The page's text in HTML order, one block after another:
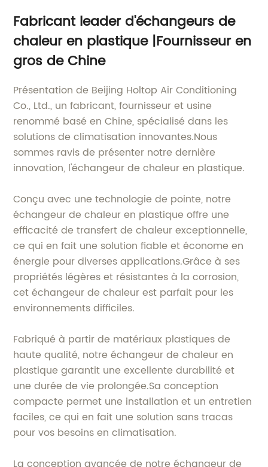
Fabricant leader d'échangeurs de
chaleur en plastique |Fournisseur en
gros de Chine
Présentation de Beijing Holtop Air Conditioning
Co., Ltd., un fabricant, fournisseur et usine
renommé basé en Chine, spécialisé dans les
solutions de climatisation innovantes.Nous
sommes ravis de présenter notre dernière
innovation, l'échangeur de chaleur en plastique.
Conçu avec une technologie de pointe, notre
échangeur de chaleur en plastique offre une
efficacité de transfert de chaleur exceptionnelle,
ce qui en fait une solution fiable et économe en
énergie pour diverses applications.Grâce à ses
propriétés légères et résistantes à la corrosion,
cet échangeur de chaleur est parfait pour les
environnements difficiles.
Fabriqué à partir de matériaux plastiques de
haute qualité, notre échangeur de chaleur en
plastique garantit une excellente durabilité et
une durée de vie prolongée.Sa conception
compacte permet une installation et un entretien
faciles, ce qui en fait une solution sans tracas
pour vos besoins en climatisation.
La conception avancée de notre échangeur de